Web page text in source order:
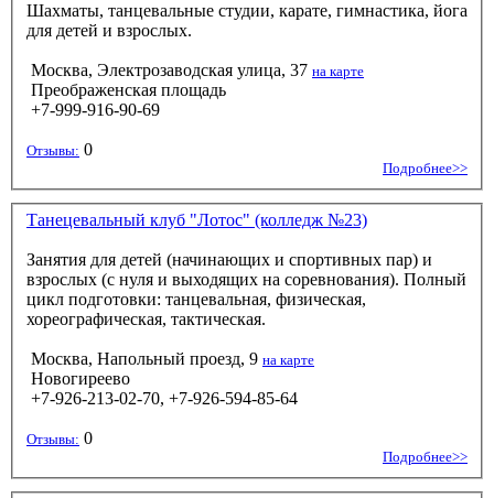
Шахматы, танцевальные студии, карате, гимнастика, йога
для детей и взрослых.
Москва, Электрозаводская улица, 37 на карте
Преображенская площадь
+7-999-916-90-69
Отзывы: 0
Подробнее>>
Танецевальный клуб "Лотос" (колледж №23)
Занятия для детей (начинающих и спортивных пар) и
взрослых (с нуля и выходящих на соревнования). Полный
цикл подготовки: танцевальная, физическая,
хореографическая, тактическая.
Москва, Напольный проезд, 9 на карте
Новогиреево
+7-926-213-02-70, +7-926-594-85-64
Отзывы: 0
Подробнее>>